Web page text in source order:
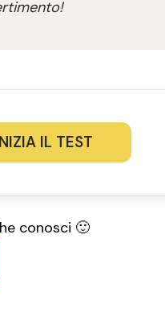
IL TEST
conosci 🙂